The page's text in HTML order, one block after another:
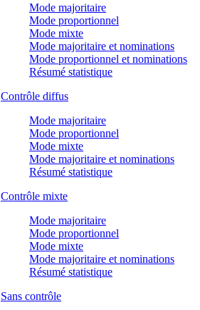
Mode majoritaire
Mode proportionnel
Mode mixte
Mode majoritaire et nominations
Mode proportionnel et nominations
Résumé statistique
Contrôle diffus
Mode majoritaire
Mode proportionnel
Mode mixte
Mode majoritaire et nominations
Résumé statistique
Contrôle mixte
Mode majoritaire
Mode proportionnel
Mode mixte
Mode majoritaire et nominations
Résumé statistique
Sans contrôle